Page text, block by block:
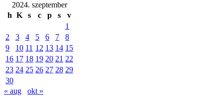
2024. szeptember
h K s c p s
v
1
2
3 4 5 6 7
8
9
10 11 12 13 14 15
16 17 18 19 20 21 22
23 24 25 26 27 28 29
30
« aug
okt »